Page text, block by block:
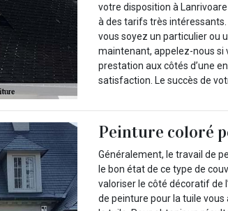
votre disposition à
à des tarifs très
vous soyez un particulier ou
maintenant, appelez-nous si
prestation aux côtés d’une
satisfaction. Le succès de
Peinture coloré
Généralement, le travail de
le bon état de ce type de
valoriser le côté décoratif de
de peinture pour la tuile vous